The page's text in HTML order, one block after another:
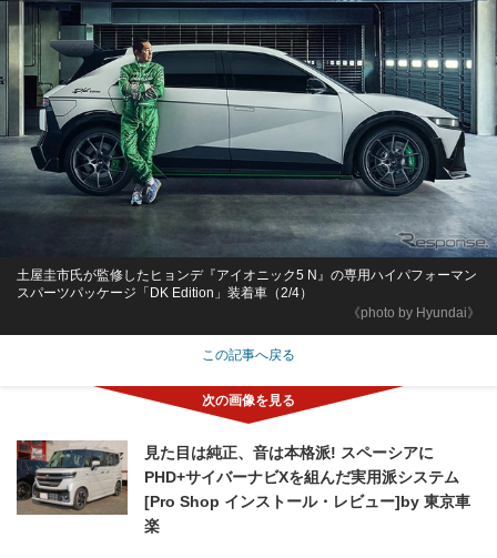
《photo by Hyundai》
土屋圭市氏が監修したヒョンデ『アイオニック5 N』の専用ハイパフォーマン
スパーツパッケージ「DK Edition」装着車（2/4）
この記事へ戻る
見た目は純正、音は本格派! スペーシアに
PHD+サイバーナビXを組んだ実用派システム
[Pro Shop インストール・レビュー]by 東京車
楽